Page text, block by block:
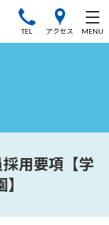
TEL アクセス
用要項【学